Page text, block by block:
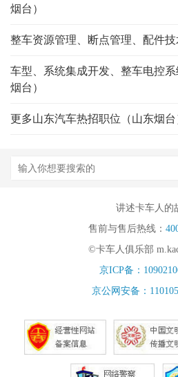
烟台）
整车资源管理、断点管理、配件技
车型、系统集成开发、整车电控
烟台）
更多山东汽车热招职位（山东烟台
讲述卡车人的
售前与售后热线：
©卡车人俱乐部
京ICP备：
京公网安备：